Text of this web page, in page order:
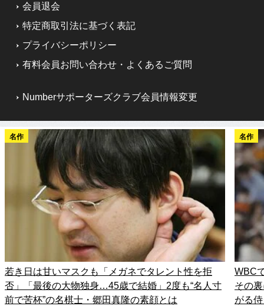
会員退会
特定商取引法に基づく表記
プライバシーポリシー
有料会員お問い合わせ・よくあるご質問
Numberサポーターズクラブ会員情報変更
名作
若き日は甘いマスクも「メガネでタレント性を拒
否」「最後の大物独身…45歳で結婚」2度も“名人寸
前で苦杯”の名棋士・郷田真隆の素顔とは
名作
WBC
その
がる